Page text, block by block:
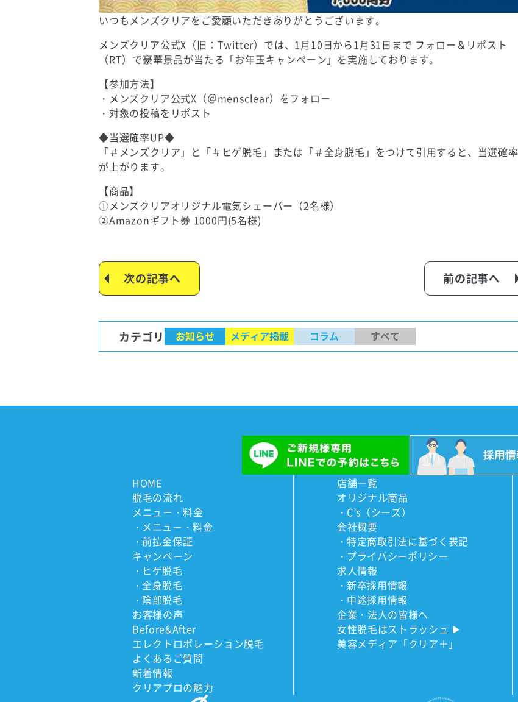
いつもメンズクリアをご愛顧いただきありがとうございます。
メンズクリア公式X（旧：Twitter）では、1月10日から1月31日まで フォロー＆リポスト
（RT）で豪華景品が当たる「お年玉キャンペーン」を実施しております。
【参加方法】
・メンズクリア公式X（＠mensclear）をフォロー
・対象の投稿をリポスト
◆当選確率UP◆
「＃メンズクリア」と「＃ヒゲ脱毛」または「＃全身脱毛」をつけて引用すると、当選確率
が上がります。
【商品】
①メンズクリアオリジナル電気シェーバー（2名様）
②Amazonギフト券 1000円(5名様)
次の記事へ 前の記事へ
カテゴリ お知らせ メディア掲載 コラム すべて
HOME
脱毛の流れ
メニュー・料金
メニュー・料金
前払金保証
キャンペーン
ヒゲ脱毛
全身脱毛
陰部脱毛
お客様の声
Before&After
エレクトロポレーション脱毛
よくあるご質問
新着情報
クリアプロの魅力
店舗一覧
オリジナル商品
C’s（シーズ）
会社概要
特定商取引法に基づく表記
プライバシーポリシー
求人情報
新卒採用情報
中途採用情報
企業・法人の皆様へ
女性脱毛はストラッシュ
美容メディア「クリア＋」